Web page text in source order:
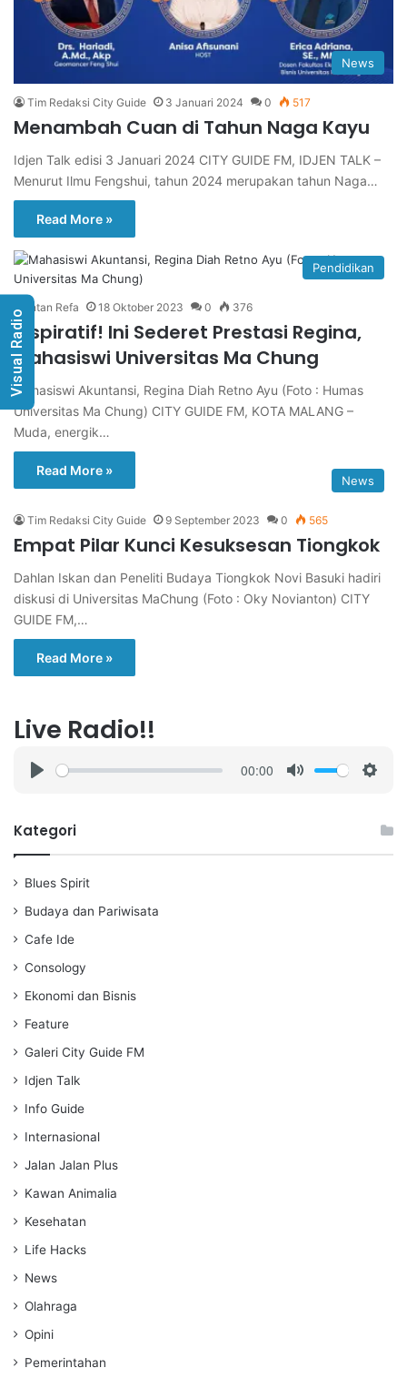
News
Tim Redaksi City Guide 3 Januari 2024 0 517
Menambah Cuan di Tahun Naga Kayu
Idjen Talk edisi 3 Januari 2024 CITY GUIDE FM, IDJEN TALK –
Menurut Ilmu Fengshui, tahun 2024 merupakan tahun Naga…
Read More »
Pendidikan
Intan Refa 18 Oktober 2023 0 376
Inspiratif! Ini Sederet Prestasi Regina,
Mahasiswi Universitas Ma Chung
Mahasiswi Akuntansi, Regina Diah Retno Ayu (Foto : Humas
Universitas Ma Chung) CITY GUIDE FM, KOTA MALANG –
Muda, energik…
Read More »
News
Tim Redaksi City Guide 9 September 2023 0 565
Empat Pilar Kunci Kesuksesan Tiongkok
Dahlan Iskan dan Peneliti Budaya Tiongkok Novi Basuki hadiri
diskusi di Universitas MaChung (Foto : Oky Novianton) CITY
GUIDE FM,…
Read More »
Live Radio!!
a
00:00
Kategori
Blues Spirit
Budaya dan Pariwisata
Cafe Ide
Consology
Ekonomi dan Bisnis
Feature
Galeri City Guide FM
Idjen Talk
Info Guide
Internasional
Jalan Jalan Plus
Kawan Animalia
Kesehatan
Life Hacks
News
Olahraga
Opini
Pemerintahan
Visual Radio